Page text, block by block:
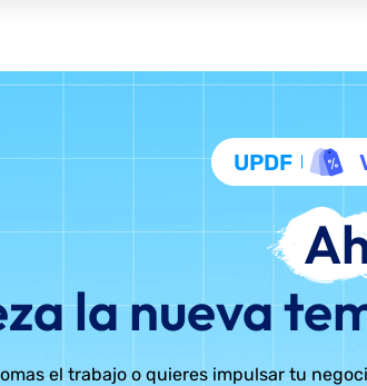
UPDF
la nueva
el trabajo o quieres impulsar tu